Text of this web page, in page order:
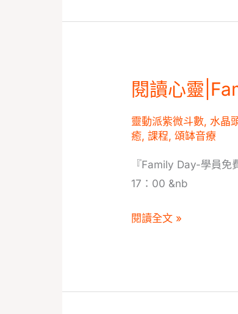
情
閱讀心靈
靈動派紫微斗數, 水晶
癒,課程,頌缽音療
『Family Day-學員免
17：00 &nb
閱
心
靈|Family
Day-
學
免
日
閱讀全文 »